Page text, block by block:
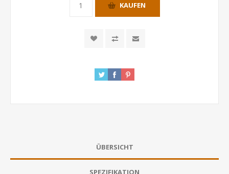
KAUFEN
ÜBERSICHT
SPEZIFIKATION